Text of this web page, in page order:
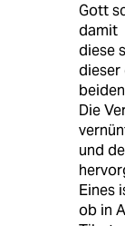
Gott
damit
diese
dieser
Die
und
Eines
ob in